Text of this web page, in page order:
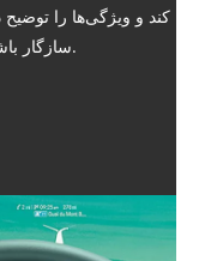
کند و ویژگی‌ها را
طول زمان یاد بگیرد و با نیازهای رانندگی EV سازگار باشد.